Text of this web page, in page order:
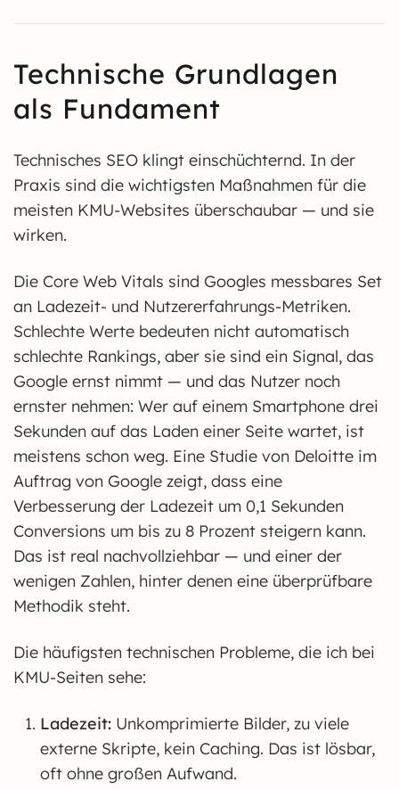
Technische Grundlagen
als Fundament
Technisches SEO klingt einschüchternd. In der
Praxis sind die wichtigsten Maßnahmen für die
meisten KMU-Websites überschaubar — und sie
wirken.
Die Core Web Vitals sind Googles messbares Set
an Ladezeit- und Nutzererfahrungs-Metriken.
Schlechte Werte bedeuten nicht automatisch
schlechte Rankings, aber sie sind ein Signal, das
Google ernst nimmt — und das Nutzer noch
ernster nehmen: Wer auf einem Smartphone drei
Sekunden auf das Laden einer Seite wartet, ist
meistens schon weg. Eine Studie von Deloitte im
Auftrag von Google zeigt, dass eine
Verbesserung der Ladezeit um 0,1 Sekunden
Conversions um bis zu 8 Prozent steigern kann.
Das ist real nachvollziehbar — und einer der
wenigen Zahlen, hinter denen eine überprüfbare
Methodik steht.
Die häufigsten technischen Probleme, die ich bei
KMU-Seiten sehe:
Ladezeit: Unkomprimierte Bilder, zu viele
externe Skripte, kein Caching. Das ist lösbar,
oft ohne großen Aufwand.